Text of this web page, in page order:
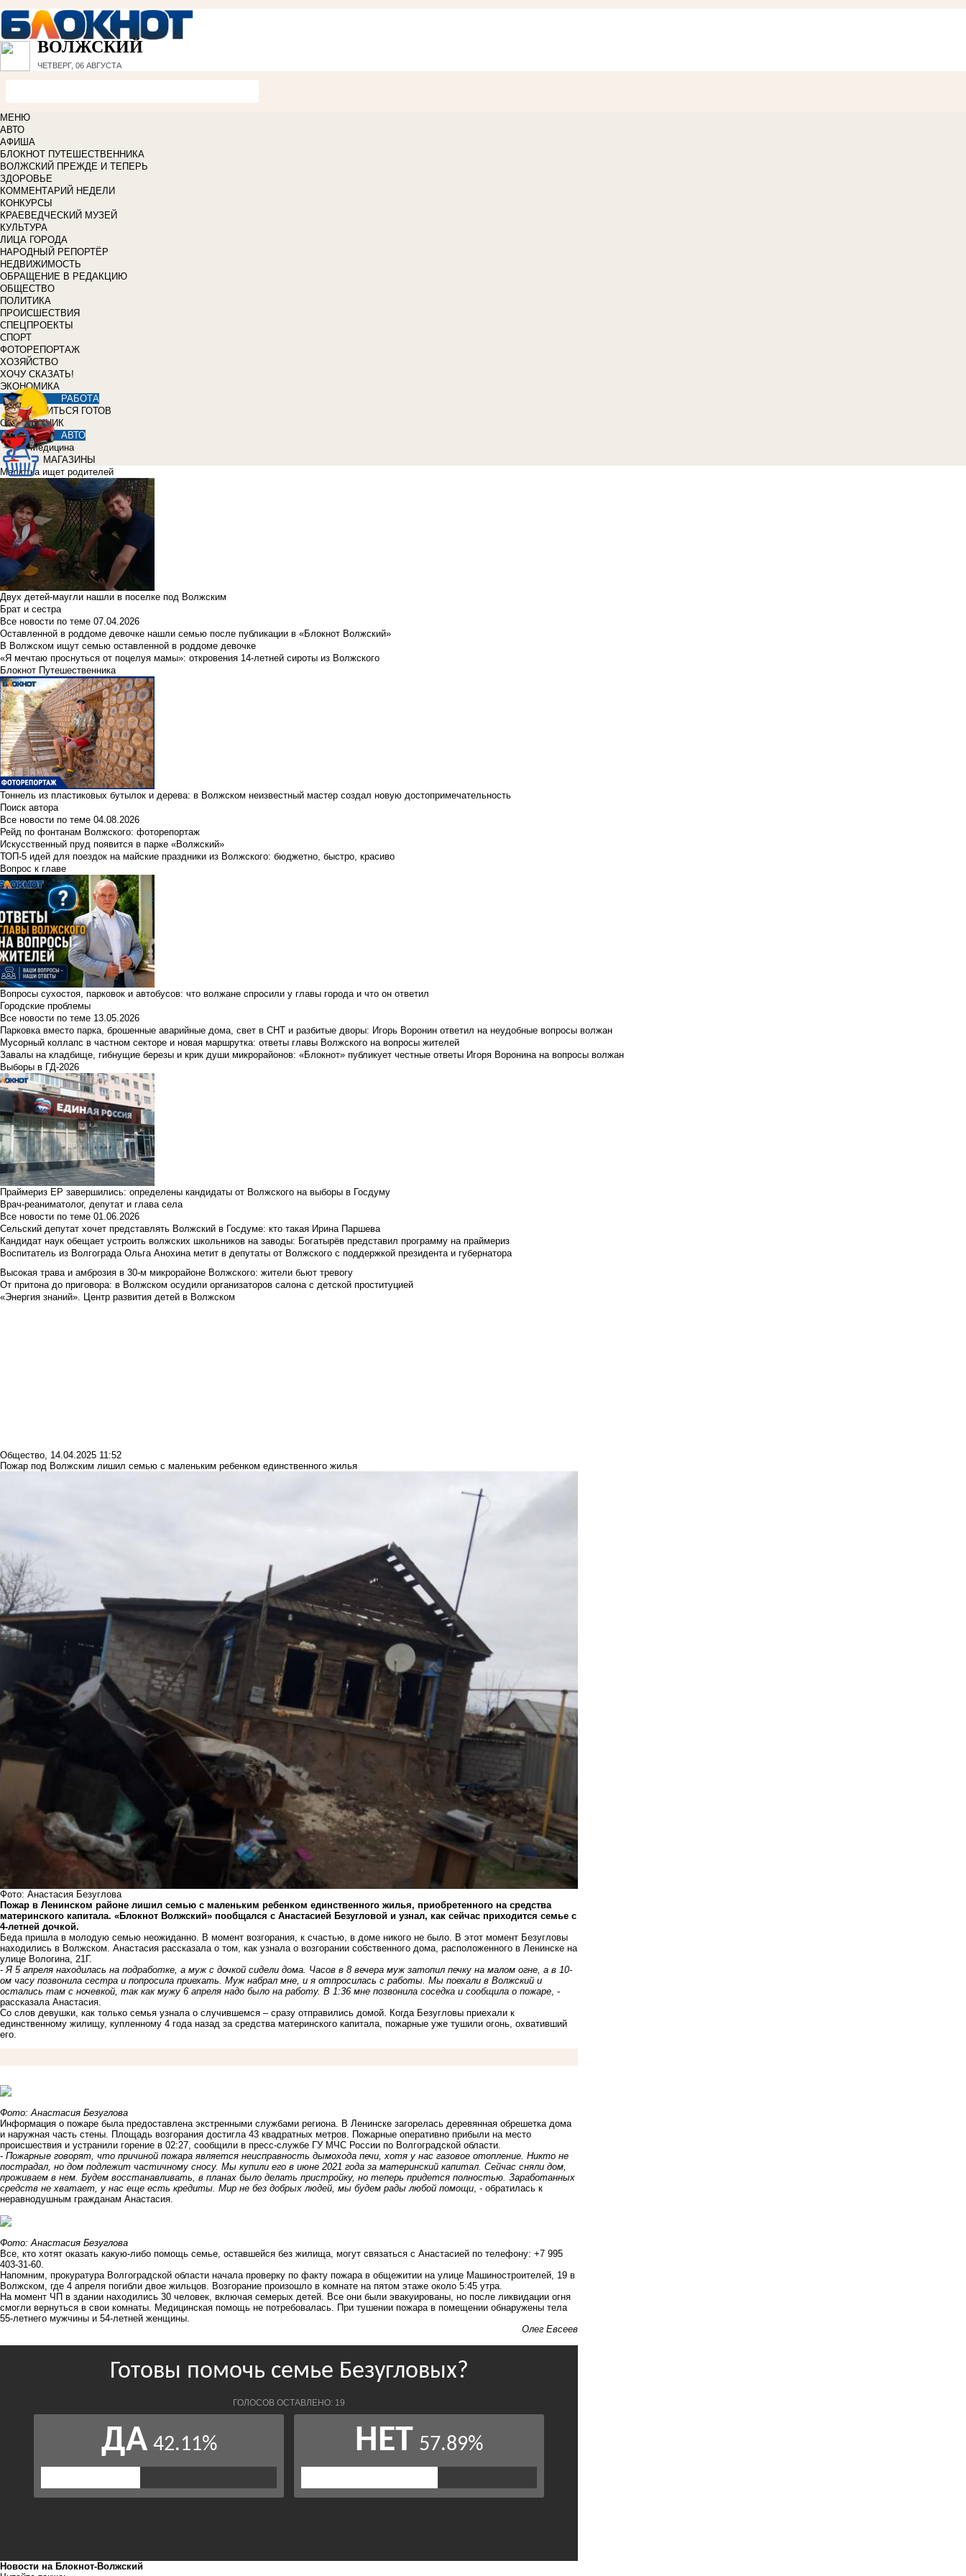
ВОЛЖСКИЙ
ЧЕТВЕРГ, 06 АВГУСТА
МЕНЮ
АВТО
АФИША
БЛОКНОТ ПУТЕШЕСТВЕННИКА
ВОЛЖСКИЙ ПРЕЖДЕ И ТЕПЕРЬ
ЗДОРОВЬЕ
КОММЕНТАРИЙ НЕДЕЛИ
КОНКУРСЫ
КРАЕВЕДЧЕСКИЙ МУЗЕЙ
КУЛЬТУРА
ЛИЦА ГОРОДА
НАРОДНЫЙ РЕПОРТЁР
НЕДВИЖИМОСТЬ
ОБРАЩЕНИЕ В РЕДАКЦИЮ
ОБЩЕСТВО
ПОЛИТИКА
ПРОИСШЕСТВИЯ
СПЕЦПРОЕКТЫ
СПОРТ
ФОТОРЕПОРТАЖ
ХОЗЯЙСТВО
ХОЧУ СКАЗАТЬ!
ЭКОНОМИКА
РАБОТА
УЧИТЬСЯ ГОТОВ
СПРАВОЧНИК
АВТО
Медицина
МАГАЗИНЫ
Малютка ищет родителей
Двух детей-маугли нашли в поселке под Волжским
Брат и сестра
Все новости по теме 07.04.2026
Оставленной в роддоме девочке нашли семью после публикации в «Блокнот Волжский»
В Волжском ищут семью оставленной в роддоме девочке
«Я мечтаю проснуться от поцелуя мамы»: откровения 14-летней сироты из Волжского
Блокнот Путешественника
Тоннель из пластиковых бутылок и дерева: в Волжском неизвестный мастер создал новую достопримечательность
Поиск автора
Все новости по теме 04.08.2026
Рейд по фонтанам Волжского: фоторепортаж
Искусственный пруд появится в парке «Волжский»
ТОП-5 идей для поездок на майские праздники из Волжского: бюджетно, быстро, красиво
Вопрос к главе
Вопросы сухостоя, парковок и автобусов: что волжане спросили у главы города и что он ответил
Городские проблемы
Все новости по теме 13.05.2026
Парковка вместо парка, брошенные аварийные дома, свет в СНТ и разбитые дворы: Игорь Воронин ответил на неудобные вопросы волжан
Мусорный коллапс в частном секторе и новая маршрутка: ответы главы Волжского на вопросы жителей
Завалы на кладбище, гибнущие березы и крик души микрорайонов: «Блокнот» публикует честные ответы Игоря Воронина на вопросы волжан
Выборы в ГД-2026
Праймериз ЕР завершились: определены кандидаты от Волжского на выборы в Госдуму
Врач-реаниматолог, депутат и глава села
Все новости по теме 01.06.2026
Сельский депутат хочет представлять Волжский в Госдуме: кто такая Ирина Паршева
Кандидат наук обещает устроить волжских школьников на заводы: Богатырёв представил программу на праймериз
Воспитатель из Волгограда Ольга Анохина метит в депутаты от Волжского с поддержкой президента и губернатора
Высокая трава и амброзия в 30‑м микрорайоне Волжского: жители бьют тревогу
От притона до приговора: в Волжском осудили организаторов салона с детской проституцией
«Энергия знаний». Центр развития детей в Волжском
Общество, 14.04.2025 11:52
Пожар под Волжским лишил семью с маленьким ребенком единственного жилья
Фото: Анастасия Безуглова
Пожар в Ленинском районе лишил семью с маленьким ребенком единственного жилья, приобретенного на средства
материнского капитала. «Блокнот Волжский» пообщался с Анастасией Безугловой и узнал, как сейчас приходится семье с
4-летней дочкой.
Беда пришла в молодую семью неожиданно. В момент возгорания, к счастью, в доме никого не было. В этот момент Безугловы
находились в Волжском. Анастасия рассказала о том, как узнала о возгорании собственного дома, расположенного в Ленинске на
улице Вологина, 21Г.
-Я 5 апреля находилась на подработке, а муж с дочкой сидели дома. Часов в 8 вечера муж затопил печку на малом огне, а в 10-
ом часу позвонила сестра и попросила приехать. Муж набрал мне, и я отпросилась с работы. Мы поехали в Волжский и
остались там с ночевкой, так как мужу 6 апреля надо было на работу. В 1:36 мне позвонила соседка и сообщила о пожаре, -
рассказала Анастасия.
Со слов девушки, как только семья узнала о случившемся – сразу отправились домой. Когда Безугловы приехали к
единственному жилищу, купленному 4 года назад за средства материнского капитала, пожарные уже тушили огонь, охвативший
его.
Фото: Анастасия Безуглова
Информация о пожаре была предоставленаэкстренными службами региона. В Ленинске загорелась деревянная обрешетка дома
и наружная часть стены. Площадь возгорания достигла 43 квадратных метров. Пожарные оперативно прибыли на место
происшествия и устранили горение в 02:27, сообщили в пресс-службе ГУ МЧС России по Волгоградской области.
- Пожарные говорят, что причиной пожара является неисправность дымохода печи, хотя у нас газовое отопление. Никто не
пострадал, но дом подлежит частичному сносу. Мы купили его в июне 2021 года за материнский капитал. Сейчас сняли дом,
проживаем в нем. Будем восстанавливать, в планах было делать пристройку, но теперь придется полностью. Заработанных
средств не хватает, у нас еще есть кредиты. Мир не без добрых людей, мы будем рады любой помощи, - обратилась к
неравнодушным гражданам Анастасия.
Фото: Анастасия Безуглова
Все, кто хотят оказать какую-либо помощь семье, оставшейся без жилища, могут связаться с Анастасией по телефону: +7 995
403-31-60.
Напомним, прокуратура Волгоградской области начала проверку по факту пожара в общежитии на улице Машиностроителей, 19 в
Волжском, где 4 апреля погибли двое жильцов. Возгорание произошло в комнате на пятом этаже около 5:45 утра.
На момент ЧП в здании находились 30 человек, включая семерых детей. Все они были эвакуированы, но после ликвидации огня
смогли вернуться в свои комнаты. Медицинская помощь не потребовалась. При тушении пожара в помещении обнаружены тела
55-летнего мужчины и 54-летней женщины.
Олег Евсеев
Новости на Блoкнoт-Волжский